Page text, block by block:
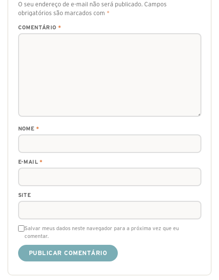
O seu endereço de e-mail não será publicado. Campos
obrigatórios são marcados com *
COMENTÁRIO *
NOME *
E-MAIL*
SITE
Salvar meus dados neste navegador para a próxima vez que eu
comentar.